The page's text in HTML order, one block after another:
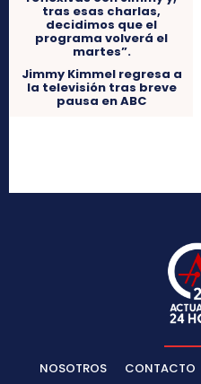
Jimmy Kimmel regresa a
la televisión tras breve
pausa en ABC
NOSOTROS CONTACTO